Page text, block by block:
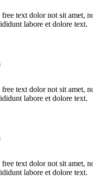
text dolor not sit amet,
labore et dolore text.
text dolor not sit amet,
labore et dolore text.
text dolor not sit amet,
labore et dolore text.